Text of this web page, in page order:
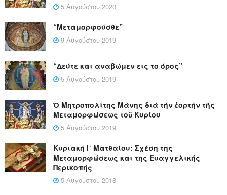
5 Αυγούστου 2020
“Μεταμορφούσθε”
9 Αυγούστου 2019
“Δεύτε και αναβώμεν εις το όρος”
5 Αυγούστου 2019
Ὁ Μητροπολίτης Μάνης διά τήν ἑορτήν τῆς
Μεταμορφώσεως τοῦ Κυρίου
5 Αυγούστου 2019
Κυριακή Ι´ Ματθαίου: Σχέση της
Μεταμορφώσεως και της Ευαγγελικής
Περικοπής
5 Αυγούστου 2018